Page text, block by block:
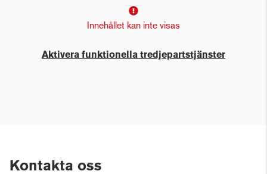
Innehållet kan inte visas
Aktivera funktionella tredjepartstjänster
Kontakta oss